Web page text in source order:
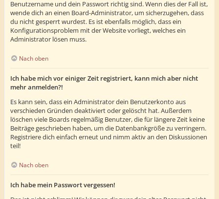
Benutzername und dein Passwort richtig sind. Wenn dies der Fall ist,
wende dich an einen Board-Administrator, um sicherzugehen, dass
du nicht gesperrt wurdest. Es ist ebenfalls möglich, dass ein
Konfigurationsproblem mit der Website vorliegt, welches ein
Administrator lösen muss.
Nach oben
Ich habe mich vor einiger Zeit registriert, kann mich aber nicht
mehr anmelden?!
Es kann sein, dass ein Administrator dein Benutzerkonto aus
verschieden Gründen deaktiviert oder gelöscht hat. Außerdem
löschen viele Boards regelmäßig Benutzer, die für längere Zeit keine
Beiträge geschrieben haben, um die Datenbankgröße zu verringern.
Registriere dich einfach erneut und nimm aktiv an den Diskussionen
teil!
Nach oben
Ich habe mein Passwort vergessen!